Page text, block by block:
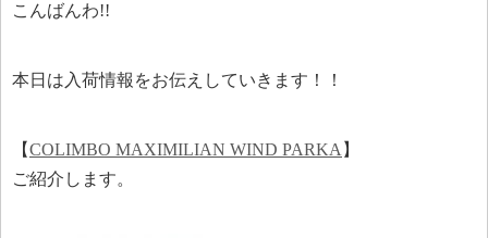
こんばんわ!!
本日は入荷情報をお伝えしていきます！！
【COLIMBO MAXIMILIAN WIND PARKA 】
ご紹介します。